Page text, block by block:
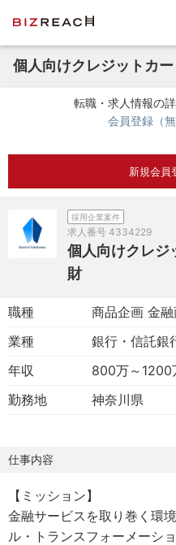
個人向けクレジットカ
転職・求人情報の
会員登録（無
新規会員
採用企業案件
求人番号 4334229
個人向けクレジ
財
職種
商品企画 金
業種
銀行・信託銀
年収
800万～1200
勤務地 神奈川県
仕事内容
【ミッション】
金融サービスを取り巻く環
ル・トランスフォーメーシ